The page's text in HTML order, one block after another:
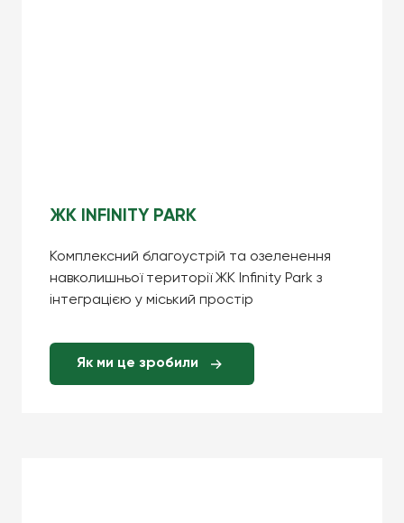
ЖК INFINITY PARK
Комплексний благоустрій та озеленення
навколишньої території ЖК Infinity Park з
інтеграцією у міський простір
Як ми це зробили